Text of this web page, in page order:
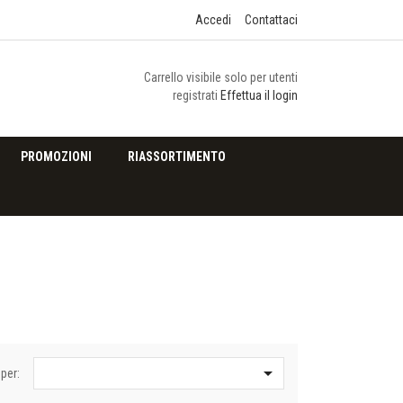
Accedi Contattaci
Carrello visibile solo per utenti
registrati Effettua il login
PROMOZIONI RIASSORTIMENTO
